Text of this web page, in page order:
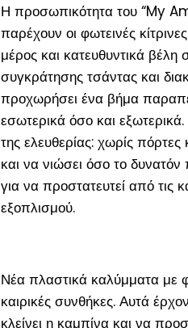
Η προσωπικότητα του “My
παρέχουν οι φωτεινές
μέρος και κατευθυντικά
συγκράτησης τσάντας και
προχωρήσει ένα βήμα
εσωτερικά όσο και
της ελευθερίας: χωρίς
και να νιώσει όσο το
για να προστατευτεί από τις
εξοπλισμού.
Νέα πλαστικά καλύμματα με
καιρικές συνθήκες. Αυτά
κλείνει η καμπίνα και να